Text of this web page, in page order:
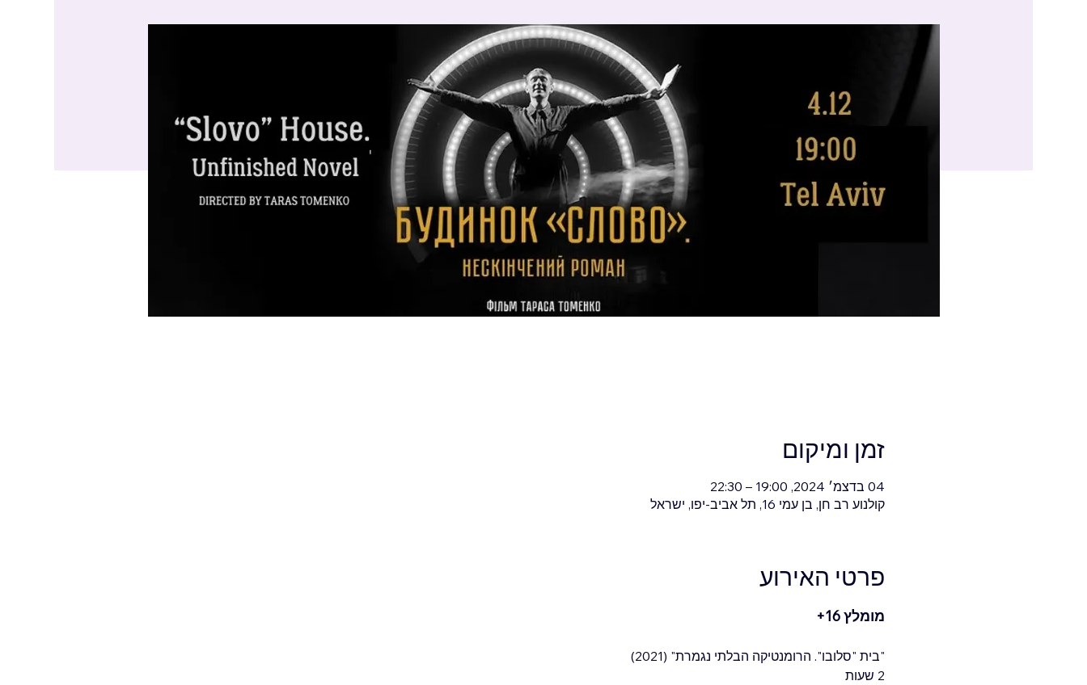
זמן ומיקום
04 בדצמ׳ 2024, 19:00 – 22:30
קולנוע רב חן, בן עמי 16, תל אביב-יפו, ישראל
פרטי האירוע
מומלץ 16+
"בית "סלובו". הרומנטיקה הבלתי נגמרת" (2021)
2 שעות